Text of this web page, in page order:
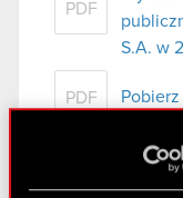
PDF
S.A. w
PDF